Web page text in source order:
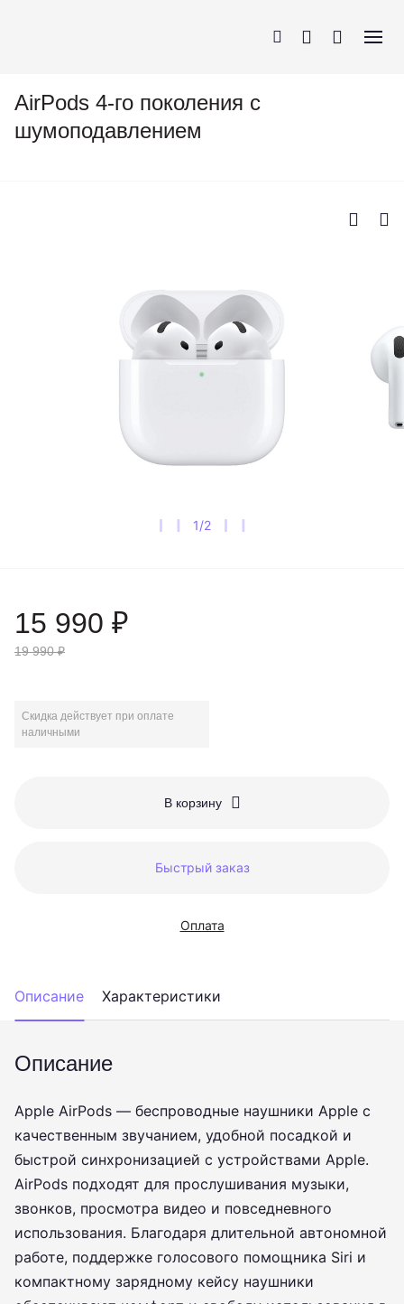
AirPods 4-го поколения c
шумоподавлением
1/2
15 990 ₽
19 990 ₽
Скидка действует при оплате
наличными
В корзину
Быстрый заказ
Оплата
Описание Характеристики
Описание
Apple AirPods — беспроводные наушники Apple с
качественным звучанием, удобной посадкой и
быстрой синхронизацией с устройствами Apple.
AirPods подходят для прослушивания музыки,
звонков, просмотра видео и повседневного
использования. Благодаря длительной автономной
работе, поддержке голосового помощника Siri и
компактному зарядному кейсу наушники